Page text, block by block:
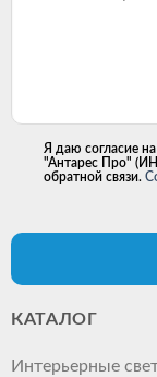
Я даю согласие
"Антарес Про"
обратной связи.
КАТАЛОГ
Интерьерные